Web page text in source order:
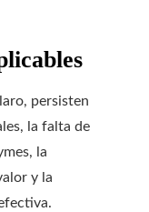
persisten
la falta de
la
y la